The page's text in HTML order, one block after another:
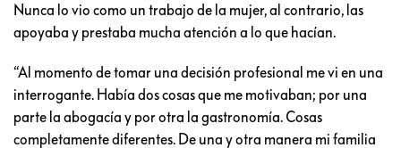
Nunca lo vio como un trabajo de la mujer, al contrario, las
apoyaba y prestaba mucha atención a lo que hacían.
“Al momento de tomar una decisión profesional me vi en una
interrogante. Había dos cosas que me motivaban; por una
parte la abogacía y por otra la gastronomía. Cosas
completamente diferentes. De una y otra manera mi familia